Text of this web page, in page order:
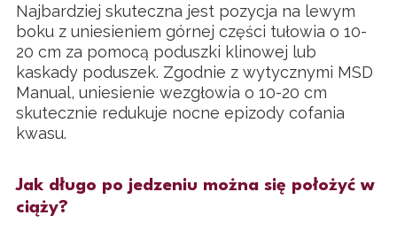
Najbardziej skuteczna jest pozycja na lewym
boku z uniesieniem górnej części tułowia o 10-
20 cm za pomocą poduszki klinowej lub
kaskady poduszek. Zgodnie z wytycznymi MSD
Manual, uniesienie wezgłowia o 10-20 cm
skutecznie redukuje nocne epizody cofania
kwasu.
Jak długo po jedzeniu można się położyć w
ciąży?